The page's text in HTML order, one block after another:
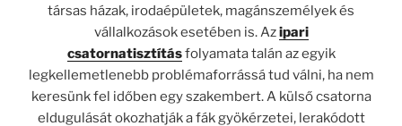
társas házak, irodaépületek, magánszemélyek és
vállalkozások esetében is. Azipari
csatornatisztításfolyamata talán az egyik
legkellemetlenebb problémaforrássá tud válni, ha nem
keresünk fel időben egy szakembert. A külső csatorna
eldugulását okozhatják a fák gyökérzetei, lerakódott